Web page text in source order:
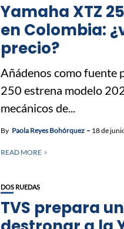
Yamaha XTZ
en Colombia:
precio?
Añádenos como fuente
250 estrena modelo
mecánicos de...
By Paola Reyes Bohórquez 18 de
READ MORE
DOS RUEDAS
TVS prepara